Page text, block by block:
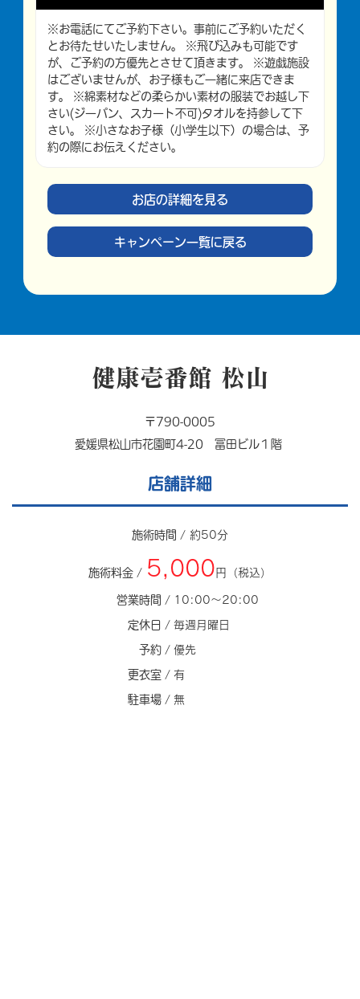
※お電話にてご予約下さい。事前にご予約いただく
とお待たせいたしません。 ※飛び込みも可能です
が、ご予約の方優先とさせて頂きます。 ※遊戯施設
はございませんが、お子様もご一緒に来店できま
す。 ※綿素材などの柔らかい素材の服装でお越し下
さい(ジーパン、スカート不可)タオルを持参して下
さい。 ※小さなお子様（小学生以下）の場合は、予
約の際にお伝えください。
お店の詳細を見る
キャンペーン一覧に戻る
健康壱番館 松山
〒790-0005
愛媛県松山市花園町4-20 冨田ビル１階
店舗詳細
施術時間 / 約50分
施術料金 / 5,000円（税込）
営業時間 / 10:00～20:00
定休日 / 毎週月曜日
予約 / 優先
更衣室 / 有
駐車場 / 無